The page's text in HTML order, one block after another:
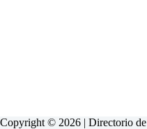
Copyright © 2026 | Directorio de